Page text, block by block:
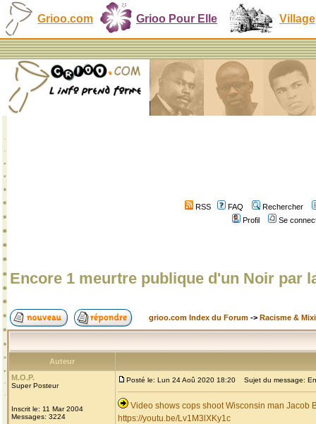
Grioo.com Grioo Pour Elle Village
RSS FAQ
Rechercher
Profil
Se
Encore 1 meurtre publique d'un Noir par
grioo.com Index du Forum -> Racisme &
Auteur
M.O.P.
Super Posteur
Inscrit le: 11 Mar 2004
Messages: 3224
Posté le: Lun 24 Aoû 2020 18:20 Sujet du message:
Video shows cops shoot Wisconsin man Jacob
https://youtu.be/Lv1M3lXKy1c